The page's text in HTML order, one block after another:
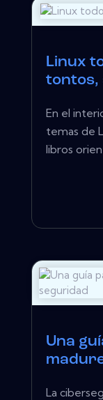
Linux
tontos,
En el
temas de
libros
Una
La